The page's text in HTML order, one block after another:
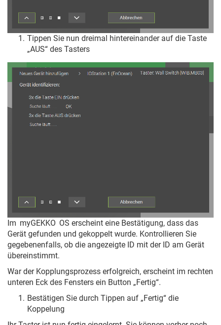
Tippen Sie nun dreimal hintereinander auf die Taste
„AUS“ des Tasters
Im myGEKKO OS erscheint eine Bestätigung, dass das
Gerät gefunden und gekoppelt wurde. Kontrollieren Sie
gegebenenfalls, ob die angezeigte ID mit der ID am Gerät
übereinstimmt.
War der Kopplungsprozess erfolgreich, erscheint im rechten
unteren Eck des Fensters ein Button „Fertig“.
Bestätigen Sie durch Tippen auf „Fertig“ die
Koppelung